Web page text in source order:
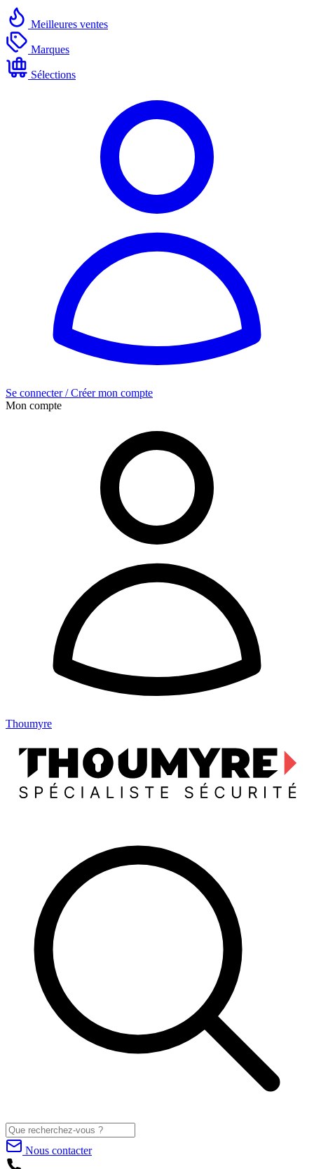
Meilleures ventes
Marques
Sélections
Se connecter / Créer mon compte
Mon compte
Thoumyre
Nous contacter